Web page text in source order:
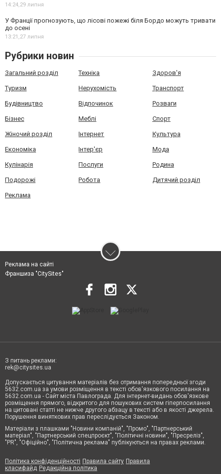
14:24,29 липня
У Франції прогнозують, що лісові пожежі біля Бордо можуть тривати
до осені
13:21,27 липня
Рубрики новин
Загальний розділ Техніка Здоров'я
Туризм Нерухомість Транспорт
Будівництво Відпочинок Розваги
Бізнес Меблі Спорт
Жіночий розділ Інтернет Культура
Економіка Інтер'єр Мода
Кулінарія Послуги Родина
Подорожі Робота Дитячий розділ
Реклама
Реклама на сайті
Франшиза "CitySites"
З питань реклами:
rek@citysites.ua
Допускається цитування матеріалів без отримання попередньої згоди
5632.com.ua за умови розміщення в тексті обов'язкового посилання на
5632.com.ua - Сайт міста Павлограда. Для інтернет-видань обов'язкове
розміщення прямого, відкритого для пошукових систем гіперпосилання
на цитовані статті не нижче другого абзацу в тексті або в якості джерела.
Порушення виняткових прав переслідується Законом.
Матеріали з плашками "Новини компаній", "Промо", "Партнерський
матеріал", "Партнерський спецпроєкт", "Політичні новини", "Пресреліз",
"PR", "Офіційно", "Політична реклама" публікуються на правах реклами.
Політика конфіденційності Правила сайту Правила
класифайд Редакційна політика